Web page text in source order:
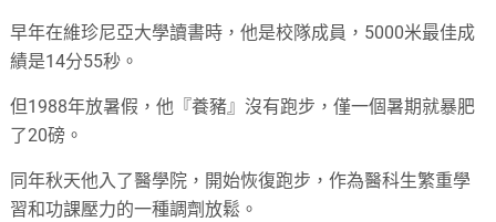
早年在維珍尼亞大學讀書時，他是校隊成員，5000米最佳成
績是14分55秒。
但1988年放暑假，他『養豬』沒有跑步，僅一個暑期就暴肥
了20磅。
同年秋天他入了醫學院，開始恢復跑步，作為醫科生繁重學
習和功課壓力的一種調劑放鬆。